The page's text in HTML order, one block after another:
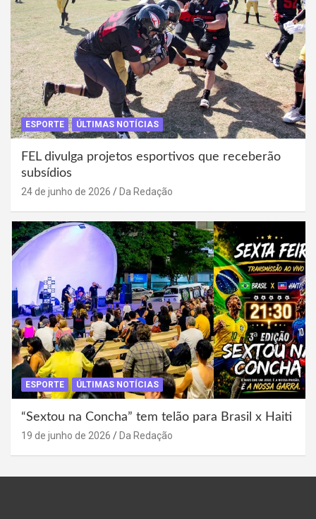
ESPORTE ÚLTIMAS NOTÍCIAS
FEL divulga projetos esportivos que receberão
subsídios
24 de junho de 2026 Da Redação
ESPORTE ÚLTIMAS NOTÍCIAS
“Sextou na Concha” tem telão para Brasil x Haiti
19 de junho de 2026 Da Redação